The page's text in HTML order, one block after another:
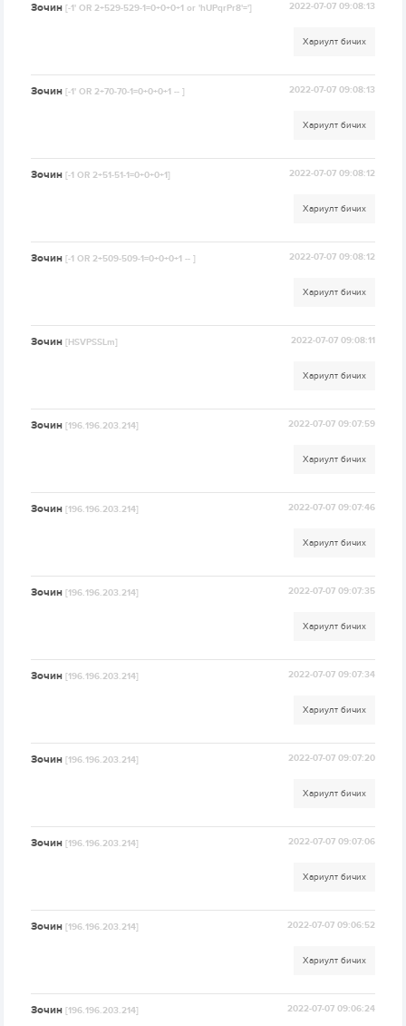
Зочин[-1' OR 2+529-529-1=0+0+0+1 or 'hUPqrPr8'='] 2022-07-07 09:08:13
Хариулт бичих
Зочин[-1' OR 2+70-70-1=0+0+0+1 -- ] 2022-07-07 09:08:13
Хариулт бичих
Зочин[-1 OR 2+51-51-1=0+0+0+1] 2022-07-07 09:08:12
Хариулт бичих
Зочин[-1 OR 2+509-509-1=0+0+0+1 -- ] 2022-07-07 09:08:12
Хариулт бичих
Зочин[HSVPSSLm] 2022-07-07 09:08:11
Хариулт бичих
Зочин[196.196.203.214] 2022-07-07 09:07:59
Хариулт бичих
Зочин[196.196.203.214] 2022-07-07 09:07:46
Хариулт бичих
Зочин[196.196.203.214] 2022-07-07 09:07:35
Хариулт бичих
Зочин[196.196.203.214] 2022-07-07 09:07:34
Хариулт бичих
Зочин[196.196.203.214] 2022-07-07 09:07:20
Хариулт бичих
Зочин[196.196.203.214] 2022-07-07 09:07:06
Хариулт бичих
Зочин[196.196.203.214] 2022-07-07 09:06:52
Хариулт бичих
Зочин[196.196.203.214] 2022-07-07 09:06:24